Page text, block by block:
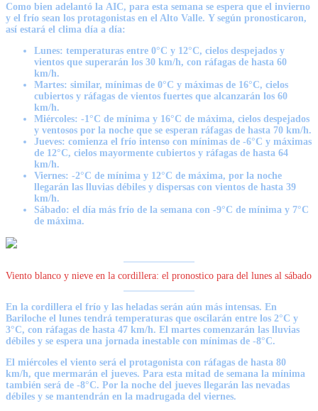
Como bien adelantó la AIC, para esta semana se espera que el invierno
y el frío sean los protagonistas en el Alto Valle. Y según pronosticaron,
así estará el clima día a día:
Lunes: temperaturas entre 0°C y 12°C, cielos despejados y
vientos que superarán los 30 km/h, con ráfagas de hasta 60
km/h.
Martes: similar, mínimas de 0°C y máximas de 16°C, cielos
cubiertos y ráfagas de vientos fuertes que alcanzarán los 60
km/h.
Miércoles: -1°C de mínima y 16°C de máxima, cielos despejados
y ventosos por la noche que se esperan ráfagas de hasta 70 km/h.
Jueves: comienza el frío intenso con mínimas de -6°C y máximas
de 12°C, cielos mayormente cubiertos y ráfagas de hasta 64
km/h.
Viernes: -2°C de mínima y 12°C de máxima, por la noche
llegarán las lluvias débiles y dispersas con vientos de hasta 39
km/h.
Sábado: el día más frío de la semana con -9°C de mínima y 7°C
de máxima.
Viento blanco y nieve en la cordillera: el pronostico para del lunes al sábado
En la cordillera el frío y las heladas serán aún más intensas. En
Bariloche el lunes tendrá temperaturas que oscilarán entre los 2°C y
3°C, con ráfagas de hasta 47 km/h. El martes comenzarán las lluvias
débiles y se espera una jornada inestable con mínimas de -8°C.
El miércoles el viento será el protagonista con ráfagas de hasta 80
km/h, que mermarán el jueves. Para esta mitad de semana la mínima
también será de -8°C. Por la noche del jueves llegarán las nevadas
débiles y se mantendrán en la madrugada del viernes.